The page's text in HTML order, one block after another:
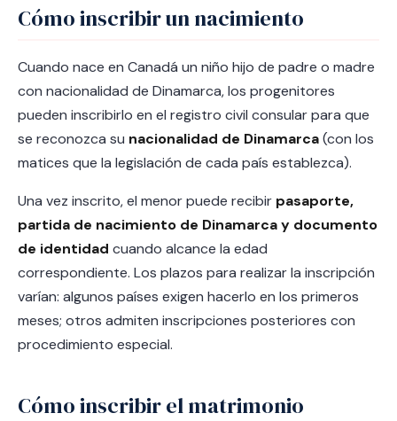
Cómo inscribir un nacimiento
Cuando nace en Canadá un niño hijo de padre o madre
con nacionalidad de Dinamarca, los progenitores
pueden inscribirlo en el registro civil consular para que
se reconozca su nacionalidad de Dinamarca(con los
matices que la legislación de cada país establezca).
Una vez inscrito, el menor puede recibir pasaporte,
partida de nacimiento de Dinamarca y documento
de identidad cuando alcance la edad
correspondiente. Los plazos para realizar la inscripción
varían: algunos países exigen hacerlo en los primeros
meses; otros admiten inscripciones posteriores con
procedimiento especial.
Cómo inscribir el matrimonio